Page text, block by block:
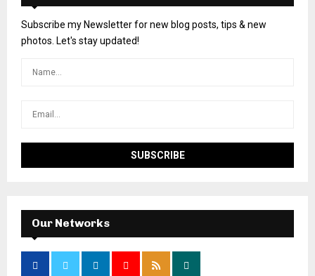
Subscribe my Newsletter for new blog posts, tips & new
photos. Let's stay updated!
Our Networks